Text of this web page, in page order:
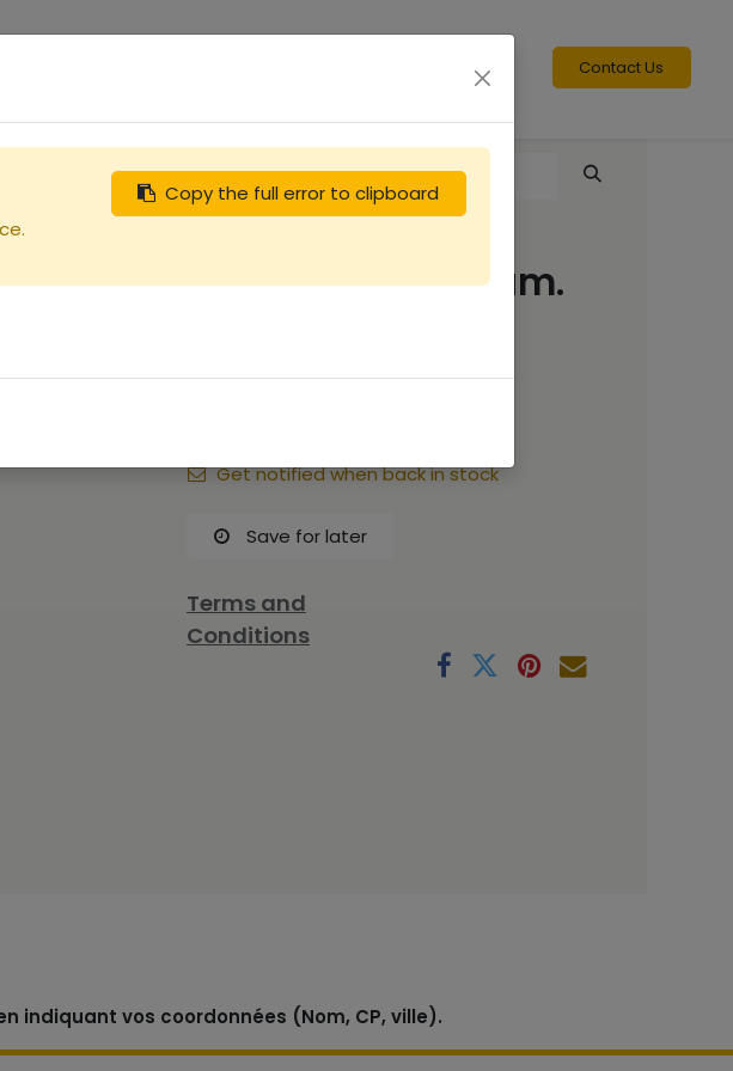
Contact Us
Défigeur seau diam.
95.83€
Get notified when back in stock
Save for later
Terms and
Conditions
vos coordonnées (Nom, CP, ville).
Copy the full error to clipboard